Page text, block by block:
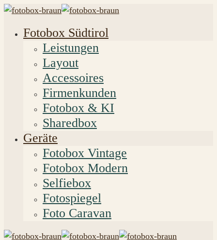
Fotobox Südtirol
Leistungen
Layout
Accessoires
Firmenkunden
Fotobox & KI
Sharedbox
Geräte
Fotobox Vintage
Fotobox Modern
Selfiebox
Fotospiegel
Foto Caravan